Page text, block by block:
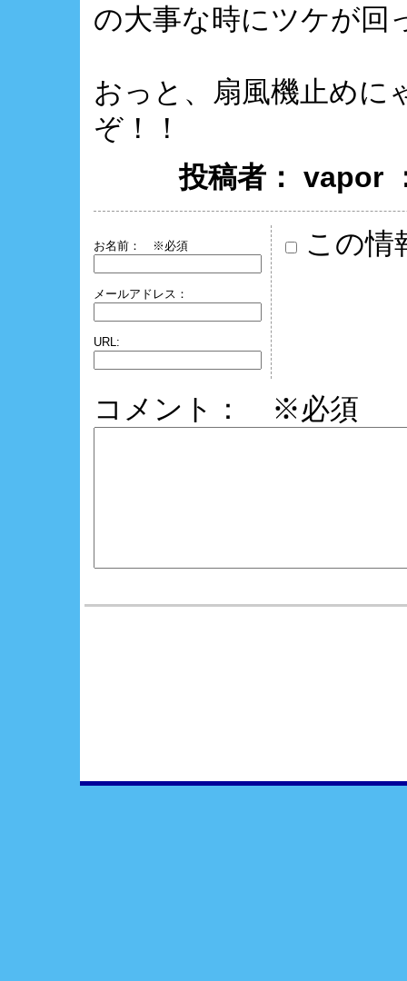
の大事な時にツケが回
おっと、扇風機止めに
ぞ！！
投稿者： vapor
お名前： ※必須
メールアドレス：
URL:
この情
コメント： ※必須